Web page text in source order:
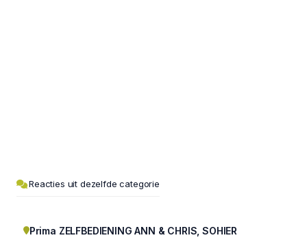
Reacties uit dezelfde categorie
Prima ZELFBEDIENING ANN & CHRIS, SOHIER